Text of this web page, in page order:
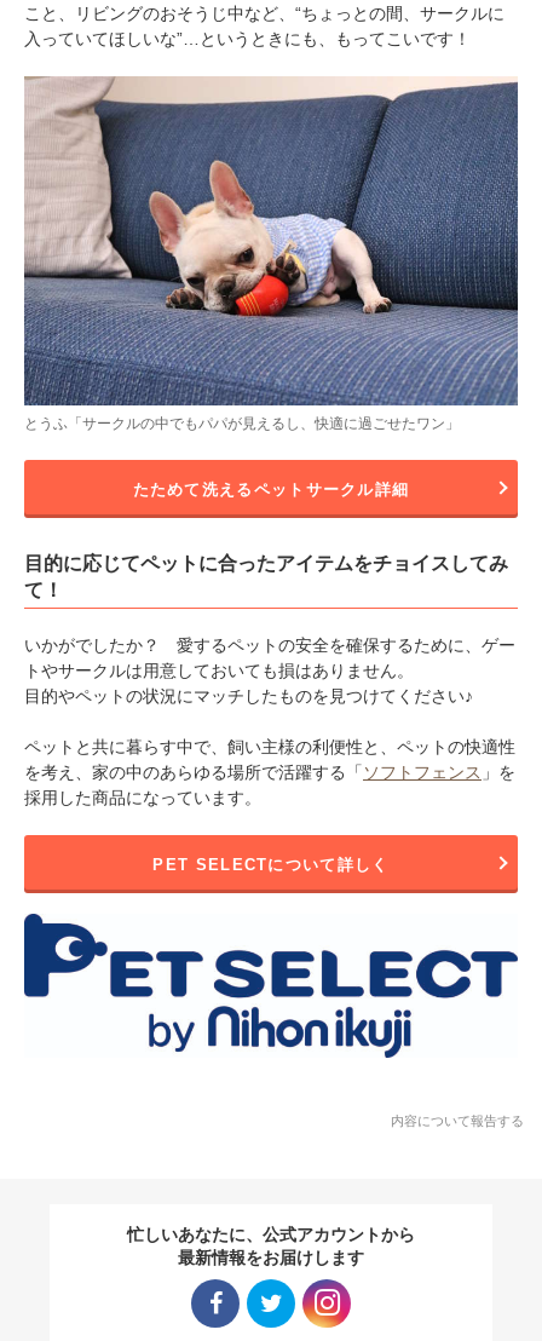
こと、リビングのおそうじ中など、“ちょっとの間、サークルに
入っていてほしいな”…というときにも、もってこいです！
とうふ「サークルの中でもパパが見えるし、快適に過ごせたワン」
たためて洗えるペットサークル詳細
目的に応じてペットに合ったアイテムをチョイスしてみ
て！
いかがでしたか？ 愛するペットの安全を確保するために、ゲー
トやサークルは用意しておいても損はありません。
目的やペットの状況にマッチしたものを見つけてください♪
ペットと共に暮らす中で、飼い主様の利便性と、ペットの快適性
を考え、家の中のあらゆる場所で活躍する「 ソフトフェンス 」を
採用した商品になっています。
PET SELECTについて詳しく
内容について報告する
忙しいあなたに、公式アカウントから
最新情報をお届けします